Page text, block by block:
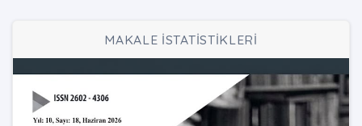
MAKALE İSTATİSTİKLERİ